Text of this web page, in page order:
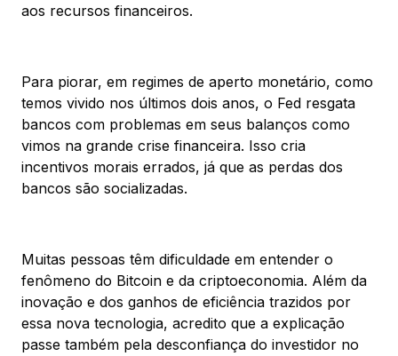
aos recursos financeiros.
Para piorar, em regimes de aperto monetário, como
temos vivido nos últimos dois anos, o Fed resgata
bancos com problemas em seus balanços como
vimos na grande crise financeira. Isso cria
incentivos morais errados, já que as perdas dos
bancos são socializadas.
Muitas pessoas têm dificuldade em entender o
fenômeno do Bitcoin e da criptoeconomia. Além da
inovação e dos ganhos de eficiência trazidos por
essa nova tecnologia, acredito que a explicação
passe também pela desconfiança do investidor no